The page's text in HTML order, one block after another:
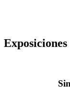
Exposiciones